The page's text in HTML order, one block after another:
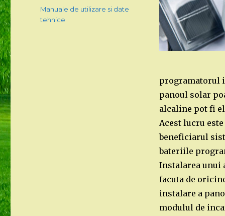
programatorul
panoul solar
alcaline pot fi
Acest lucru
beneficiarul
bateriile
Instalarea unui
facuta de
instalare a
modulul de
on
Categories
Manuale de utilizare si date
tehnice